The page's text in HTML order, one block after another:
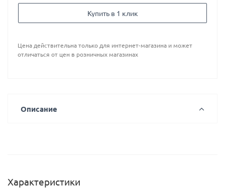
Купить в 1 клик
Цена действительна только для интернет-магазина и может
отличаться от цен в розничных магазинах
Описание
Характеристики